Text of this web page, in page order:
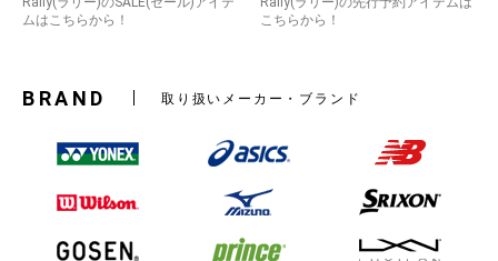
ムはこちらから！
こちらから！
BRAND 取り扱いメーカー・ブランド